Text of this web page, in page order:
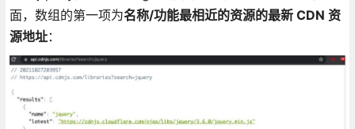
面，数组的第一项为名称/功能最相近的资源的最新 CDN 资
源地址：